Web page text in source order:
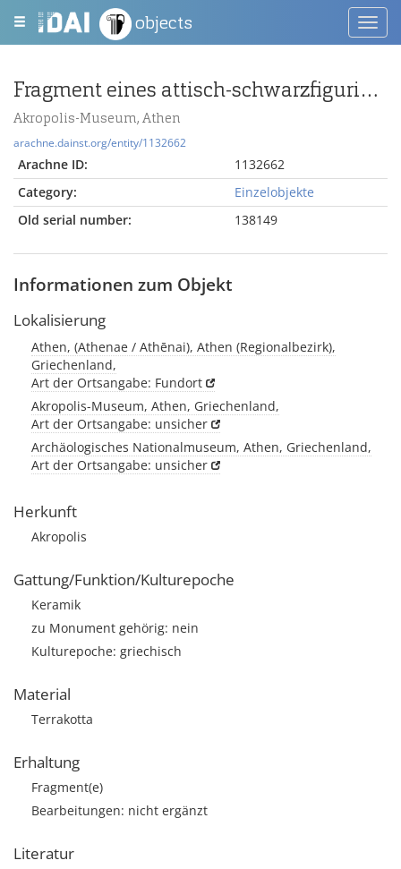
objects
Fragment eines attisch-schwarzfigurigen Gefäßes
Akropolis-Museum, Athen
arachne.dainst.org/entity/1132662
Arachne ID:
1132662
Category:
Einzelobjekte
Old serial number:
138149
Informationen zum Objekt
Lokalisierung
Athen, (Athenae / Athēnai), Athen (Regionalbezirk),
Griechenland,
Art der Ortsangabe: Fundort
Akropolis-Museum, Athen, Griechenland,
Art der Ortsangabe: unsicher
Archäologisches Nationalmuseum, Athen, Griechenland,
Art der Ortsangabe: unsicher
Herkunft
Akropolis
Gattung/Funktion/Kulturepoche
Keramik
zu Monument gehörig: nein
Kulturepoche: griechisch
Material
Terrakotta
Erhaltung
Fragment(e)
Bearbeitungen: nicht ergänzt
Literatur